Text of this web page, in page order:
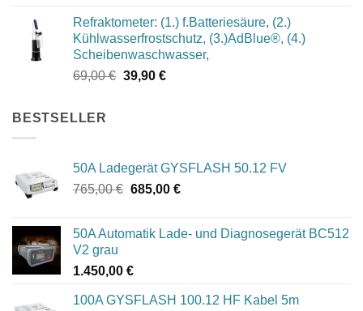
war:
1.049,00 €
ist:
994,00 €.
Refraktometer: (1.) f.Batteriesäure, (2.)
Kühlwasserfrostschutz, (3.)AdBlue®, (4.)
Scheibenwaschwasser,
69,00€ Ursprünglicher
39,90 €Aktueller
BESTSELLER
50A Ladegerät GYSFLASH 50.12 FV
765,00€ Ursprünglicher
765,00 €
685,00 €Aktueller
685,00 €.
50A Automatik Lade- und Diagnosegerät BC512
V2 grau
1.450,00 €
100A GYSFLASH 100.12 HF Kabel 5m